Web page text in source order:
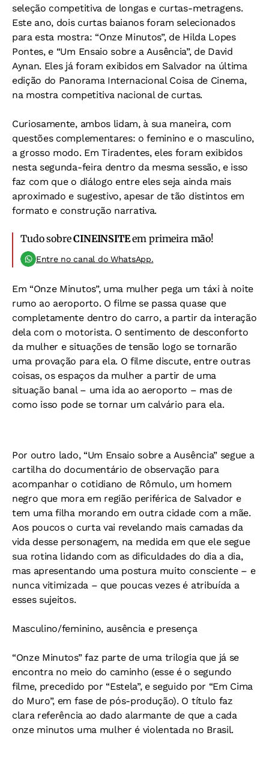
seleção competitiva de longas e curtas-metragens.
Este ano, dois curtas baianos foram selecionados
para esta mostra: “Onze Minutos”, de Hilda Lopes
Pontes, e “Um Ensaio sobre a Ausência”, de David
Aynan. Eles já foram exibidos em Salvador na última
edição do Panorama Internacional Coisa de Cinema,
na mostra competitiva nacional de curtas.
Curiosamente, ambos lidam, à sua maneira, com
questões complementares: o feminino e o masculino,
a grosso modo. Em Tiradentes, eles foram exibidos
nesta segunda-feira dentro da mesma sessão, e isso
faz com que o diálogo entre eles seja ainda mais
aproximado e sugestivo, apesar de tão distintos em
formato e construção narrativa.
Tudo sobreCINEINSITEem primeira mão!
Entre no canal do WhatsApp.
Em “Onze Minutos”, uma mulher pega um táxi à noite
rumo ao aeroporto. O filme se passa quase que
completamente dentro do carro, a partir da interação
dela com o motorista. O sentimento de desconforto
da mulher e situações de tensão logo se tornarão
uma provação para ela. O filme discute, entre outras
coisas, os espaços da mulher a partir de uma
situação banal – uma ida ao aeroporto – mas de
como isso pode se tornar um calvário para ela.
Por outro lado, “Um Ensaio sobre a Ausência” segue a
cartilha do documentário de observação para
acompanhar o cotidiano de Rômulo, um homem
negro que mora em região periférica de Salvador e
tem uma filha morando em outra cidade com a mãe.
Aos poucos o curta vai revelando mais camadas da
vida desse personagem, na medida em que ele segue
sua rotina lidando com as dificuldades do dia a dia,
mas apresentando uma postura muito consciente – e
nunca vitimizada – que poucas vezes é atribuída a
esses sujeitos.
Masculino/feminino, ausência e presença
“Onze Minutos” faz parte de uma trilogia que já se
encontra no meio do caminho (esse é o segundo
filme, precedido por “Estela”, e seguido por “Em Cima
do Muro”, em fase de pós-produção). O título faz
clara referência ao dado alarmante de que a cada
onze minutos uma mulher é violentada no Brasil.